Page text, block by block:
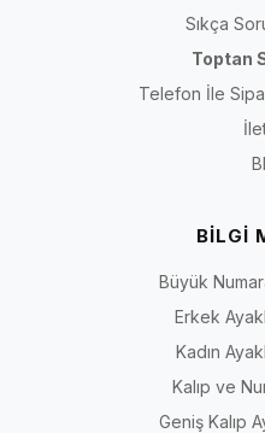
Sıkça
Toptan
Telefon İle
BİLGİ
Büyük
Erkek
Kadın
Kalıp ve
Geniş Kalıp